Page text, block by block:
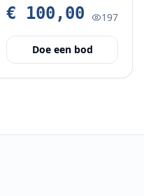
€ 100,00 197
Doe een bod